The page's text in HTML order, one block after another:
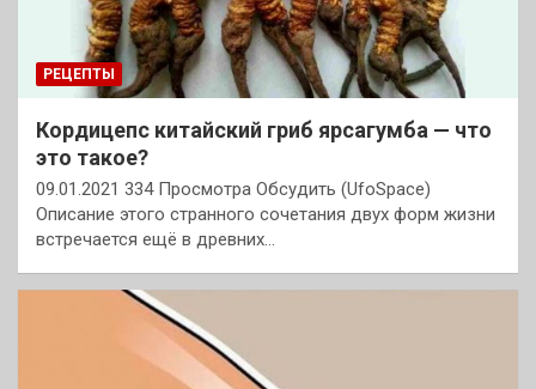
РЕЦЕПТЫ
Кордицепс китайский гриб ярсагумба — что
это такое?
09.01.2021 334 Просмотра Обсудить (UfoSpace)
Описание этого странного сочетания двух форм жизни
встречается ещё в древних…